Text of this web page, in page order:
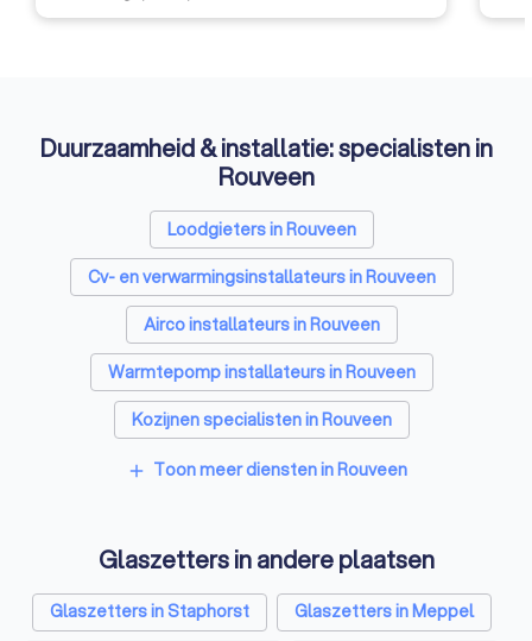
Duurzaamheid & installatie: specialisten in
Rouveen
Loodgieters in Rouveen
Cv- en verwarmingsinstallateurs in Rouveen
Airco installateurs in Rouveen
Warmtepomp installateurs in Rouveen
Kozijnen specialisten in Rouveen
Zonnepanelen-installateurs in Rouveen
Thuisbatterij installateurs in Rouveen
add Toon meer diensten in Rouveen
Glaszetters in andere plaatsen
Glaszetters in Staphorst
Glaszetters in Meppel